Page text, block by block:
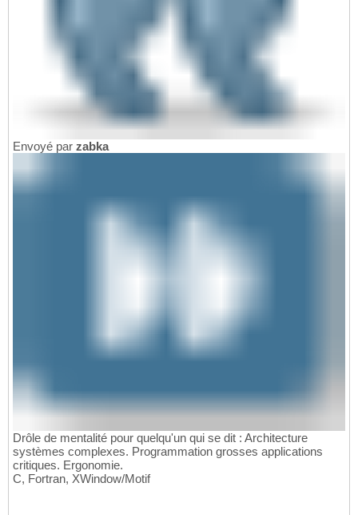
Envoyé par zabka
Drôle de mentalité pour quelqu'un qui se dit : Architecture
systèmes complexes. Programmation grosses applications
critiques. Ergonomie.
C, Fortran, XWindow/Motif